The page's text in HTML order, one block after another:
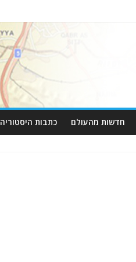
חדשות מהעולם כתבות היסטוריה